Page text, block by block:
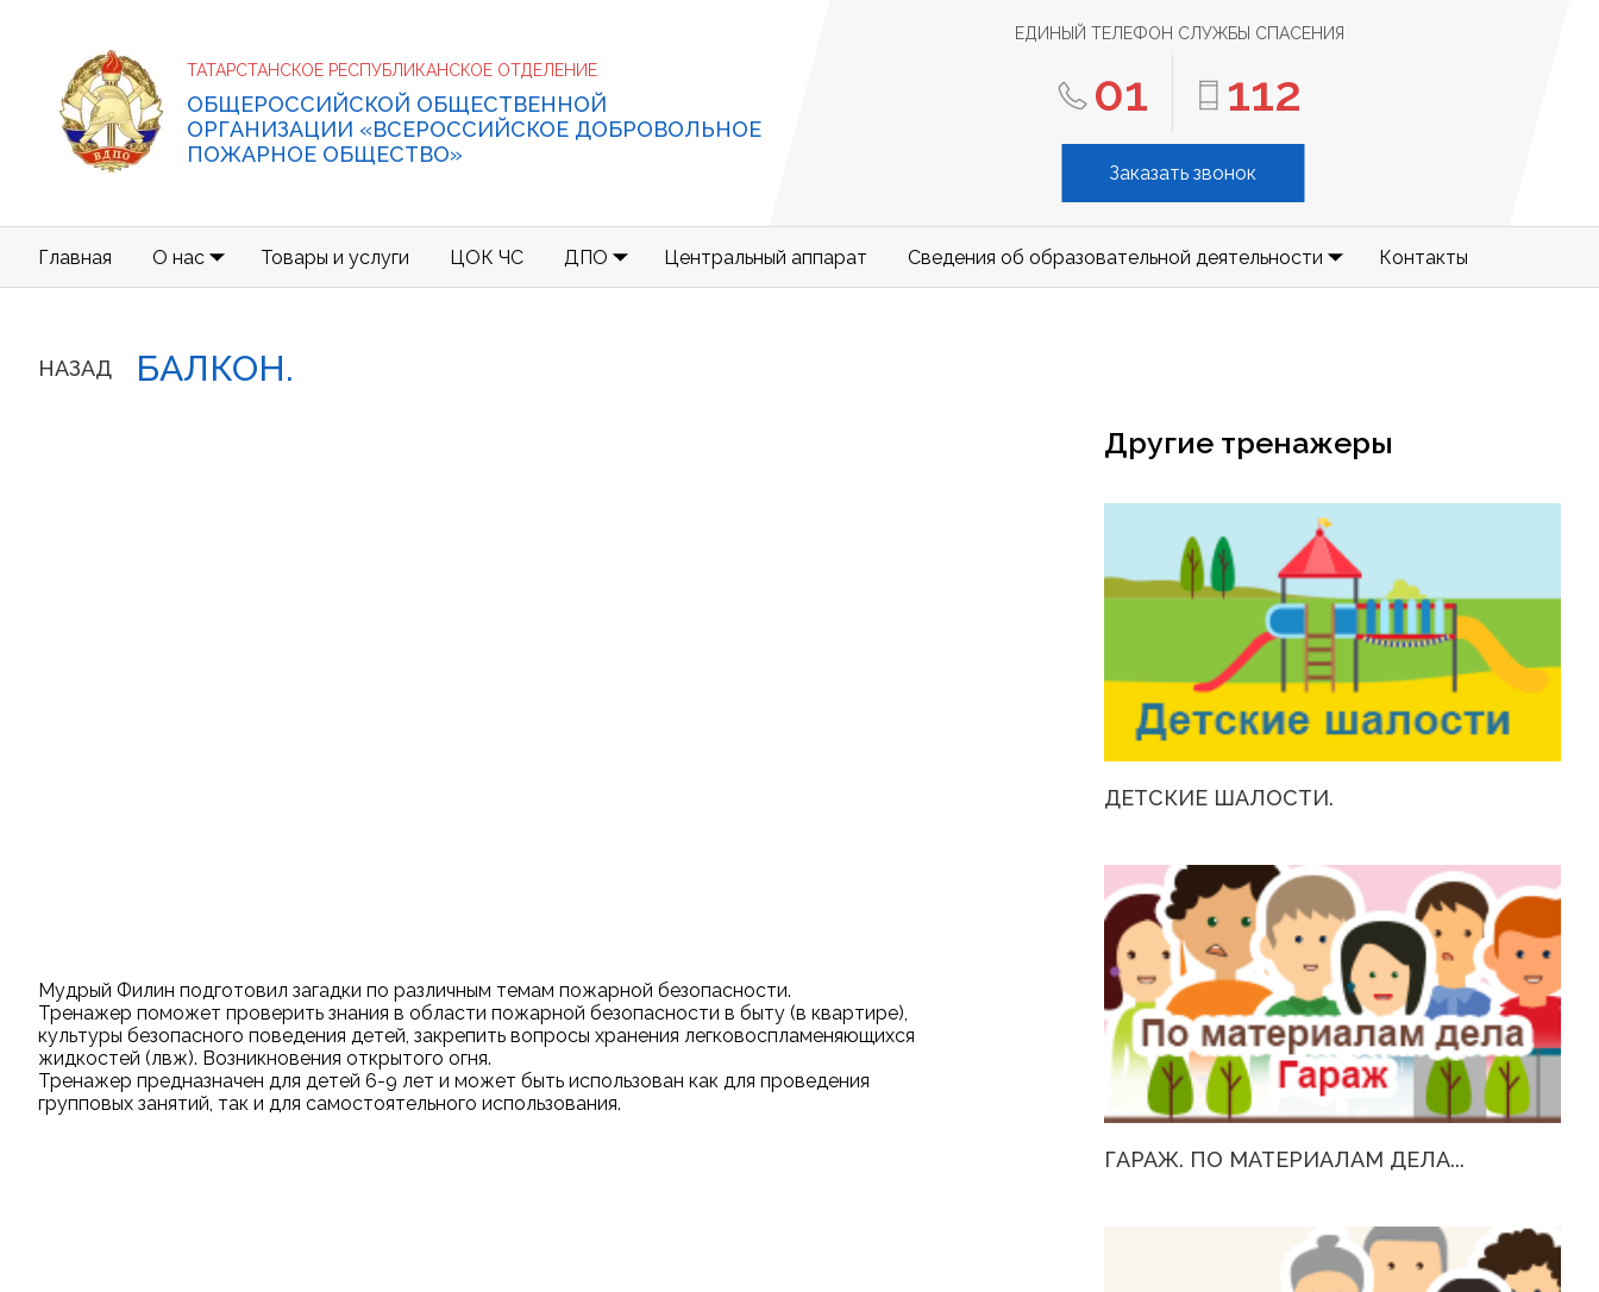
ТАТАРСТАНСКОЕ РЕСПУБЛИКАНСКОЕ ОТДЕЛЕНИЕ
ОБЩЕРОССИЙСКОЙ ОБЩЕСТВЕННОЙ
ОРГАНИЗАЦИИ «ВСЕРОССИЙСКОЕ ДОБРОВОЛЬНОЕ
ПОЖАРНОЕ ОБЩЕСТВО»
ЕДИНЫЙ ТЕЛЕФОН СЛУЖБЫ СПАСЕНИЯ
01 112
Заказать звонок
Главная О нас Товары и услуги ЦОК ЧС ДПО Центральный аппарат Сведения об образовательной деятельности Контакты
НАЗАД БАЛКОН.
Мудрый Филин подготовил загадки по различным темам пожарной безопасности.
Тренажер поможет проверить знания в области пожарной безопасности в быту (в квартире),
культуры безопасного поведения детей, закрепить вопросы хранения легковоспламеняющихся
жидкостей (лвж). Возникновения открытого огня.
Тренажер предназначен для детей 6-9 лет и может быть использован как для проведения
групповых занятий, так и для самостоятельного использования.
Другие тренажеры
ДЕТСКИЕ ШАЛОСТИ.
ГАРАЖ. ПО МАТЕРИАЛАМ ДЕЛА...